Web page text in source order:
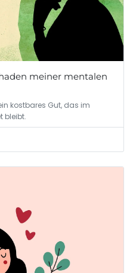
meiner mentalen
kostbares Gut, das im
bleibt.